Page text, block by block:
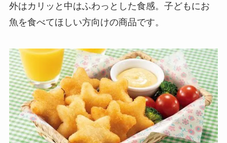
外はカリッと中はふわっとした食感。子どもにお
魚を食べてほしい方向けの商品です。